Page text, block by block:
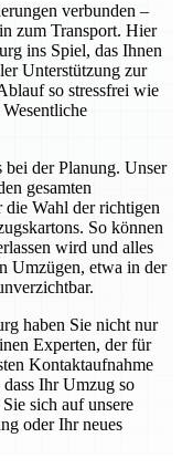
verbunden –
zum Transport. Hier
ins Spiel, das Ihnen
Unterstützung zur
so stressfrei wie
bei der Planung. Unser
gesamten
die Wahl der richtigen
So können
wird und alles
Umzügen, etwa in der
haben Sie nicht nur
Experten, der für
Kontaktaufnahme
Ihr Umzug so
sich auf unsere
oder Ihr neues